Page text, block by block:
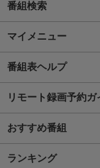
番組検索
マイメニュー
番組表ヘルプ
リモート録画予約ガ
おすすめ番組
ランキング